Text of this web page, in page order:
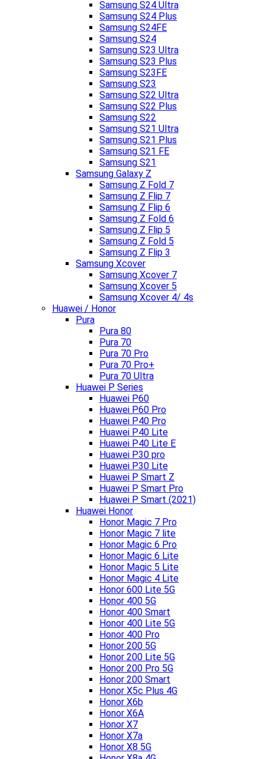
Samsung S24 Ultra
Samsung S24 Plus
Samsung S24FE
Samsung S24
Samsung S23 Ultra
Samsung S23 Plus
Samsung S23FE
Samsung S23
Samsung S22 Ultra
Samsung S22 Plus
Samsung S22
Samsung S21 Ultra
Samsung S21 Plus
Samsung S21 FE
Samsung S21
Samsung Galaxy Z
Samsung Z Fold 7
Samsung Z Flip 7
Samsung Z Flip 6
Samsung Z Fold 6
Samsung Z Flip 5
Samsung Z Fold 5
Samsung Z Flip 3
Samsung Xcover
Samsung Xcover 7
Samsung Xcover 5
Samsung Xcover 4/ 4s
Huawei / Honor
Pura
Pura 80
Pura 70
Pura 70 Pro
Pura 70 Pro+
Pura 70 Ultra
Huawei P Series
Huawei P60
Huawei P60 Pro
Huawei P40 Pro
Huawei P40 Lite
Huawei P40 Lite E
Huawei P30 pro
Huawei P30 Lite
Huawei P Smart Z
Huawei P Smart Pro
Huawei P Smart (2021)
Huawei Honor
Honor Magic 7 Pro
Honor Magic 7 lite
Honor Magic 6 Pro
Honor Magic 6 Lite
Honor Magic 5 Lite
Honor Magic 4 Lite
Honor 600 Lite 5G
Honor 400 5G
Honor 400 Smart
Honor 400 Lite 5G
Honor 400 Pro
Honor 200 5G
Honor 200 Lite 5G
Honor 200 Pro 5G
Honor 200 Smart
Honor X5c Plus 4G
Honor X6b
Honor X6A
Honor X7
Honor X7a
Honor X8 5G